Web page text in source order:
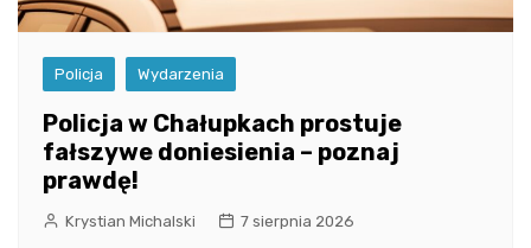
Policja Wydarzenia
Policja w Chałupkach prostuje
fałszywe doniesienia – poznaj
prawdę!
Krystian Michalski 7 sierpnia 2026